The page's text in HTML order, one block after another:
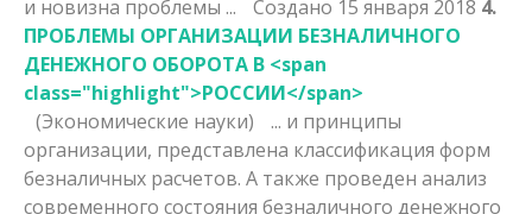
и новизна проблемы ...
Создано 15 января 2018 4.
ПРОБЛЕМЫ ОРГАНИЗАЦИИ БЕЗНАЛИЧНОГО
ДЕНЕЖНОГО ОБОРОТА В <span
class="highlight">РОССИИ</span>
(Экономические науки)
... и принципы
организации, представлена классификация форм
безналичных расчетов. А также проведен анализ
современного состояния безналичного денежного